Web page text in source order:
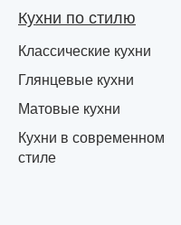
Кухни по стилю
Классические кухни
Глянцевые кухни
Матовые кухни
Кухни в современном
стиле